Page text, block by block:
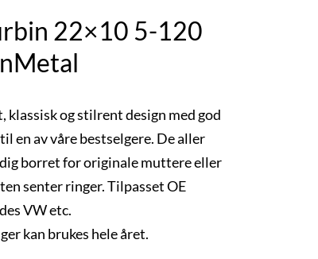
22×10 5-120
og stilrent design med god
en av våre bestselgere. De aller
borret for originale muttere eller
senter ringer. Tilpasset OE
VW etc.
kan brukes hele året.